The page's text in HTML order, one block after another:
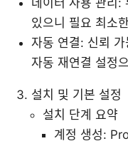
있으니 필요 최소
자동 연결: 신뢰
자동 재연결 설정
설치 및 기본 설정
설치 단계 요약
계정 생성: